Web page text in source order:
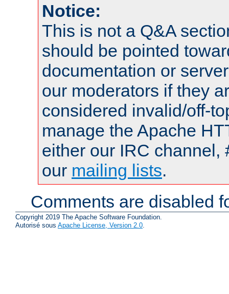
Notice:
This is not a Q&A
should be pointed
documentation or
our moderators if they
considered invalid/off-
manage the Apache
either our IRC channel,
our mailing lists.
Comments are disabled
Copyright 2019 The Apache Software Foundation.
Autorisé sous Apache License, Version 2.0.